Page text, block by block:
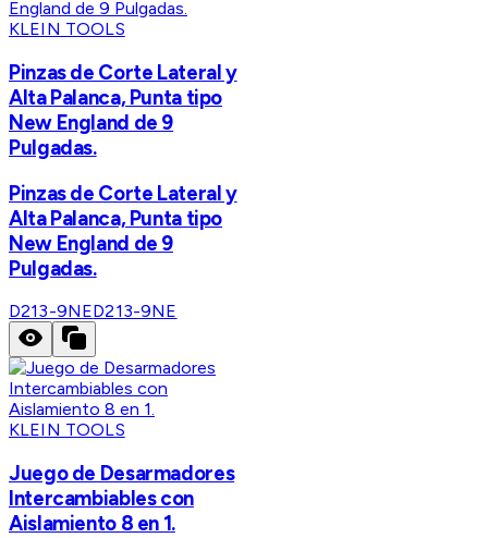
KLEIN TOOLS
Pinzas de Corte Lateral y
Alta Palanca, Punta tipo
New England de 9
Pulgadas.
Pinzas de Corte Lateral y
Alta Palanca, Punta tipo
New England de 9
Pulgadas.
D213-9NED213-9NE
KLEIN TOOLS
Juego de Desarmadores
Intercambiables con
Aislamiento 8 en 1.